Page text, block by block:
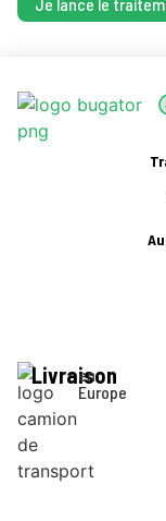
Livraison
en
Europe